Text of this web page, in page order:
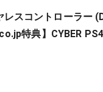
レスコントローラー
特典】CYBER